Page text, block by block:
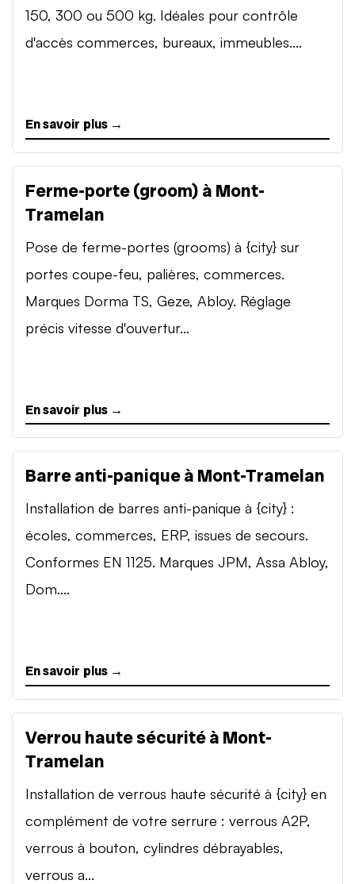
150, 300 ou 500 kg. Idéales pour contrôle
d'accès commerces, bureaux, immeubles....
En savoir plus →
Ferme-porte (groom) à Mont-
Tramelan
Pose de ferme-portes (grooms) à {city} sur
portes coupe-feu, palières, commerces.
Marques Dorma TS, Geze, Abloy. Réglage
précis vitesse d'ouvertur...
En savoir plus →
Barre anti-panique à Mont-Tramelan
Installation de barres anti-panique à {city} :
écoles, commerces, ERP, issues de secours.
Conformes EN 1125. Marques JPM, Assa Abloy,
Dom....
En savoir plus →
Verrou haute sécurité à Mont-
Tramelan
Installation de verrous haute sécurité à {city} en
complément de votre serrure : verrous A2P,
verrous à bouton, cylindres débrayables,
verrous a...